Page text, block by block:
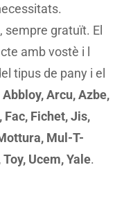
gratuït. El
amb vostè i l
tipus de pany i el
Abbloy, Arcu, Azbe,
Fac, Fichet, Jis,
Mul-T-
Toy, Ucem, Yale.